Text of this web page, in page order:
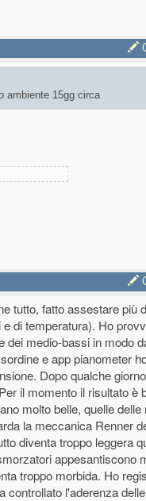
ambiente 15gg circa
tutto, fatto assestare più
di temperatura). Ho
dei medio-bassi in modo
e app pianometer
Dopo qualche
il momento il risultato è
molto belle, quelle delle
la meccanica Renner
diventa troppo leggera
appesantiscono
troppo morbida. Ho
controllato l'aderenza